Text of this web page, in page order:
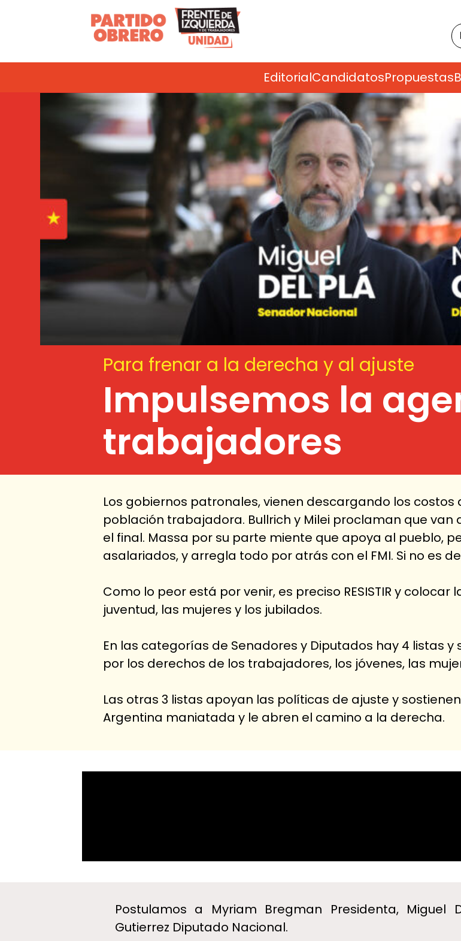
EditorialCandidatosPropuestas
Para frenar a la derecha y al ajuste
Impulsemos la
trabajadores
Los gobiernos patronales, vienen descargando los
población trabajadora. Bullrich y Milei proclaman que
el final. Massa por su parte miente que apoya al pueblo,
asalariados, y arregla todo por atrás con el FMI. Si no es
Como lo peor está por venir, es preciso RESISTIR y
juventud, las mujeres y los jubilados.
En las categorías de Senadores y Diputados hay 4 listas
por los derechos de los trabajadores, los jóvenes, las
Las otras 3 listas apoyan las políticas de ajuste y
Argentina maniatada y le abren el camino a la derecha.
Postulamos a Myriam Bregman Presidenta, Miguel
Gutierrez Diputado Nacional.